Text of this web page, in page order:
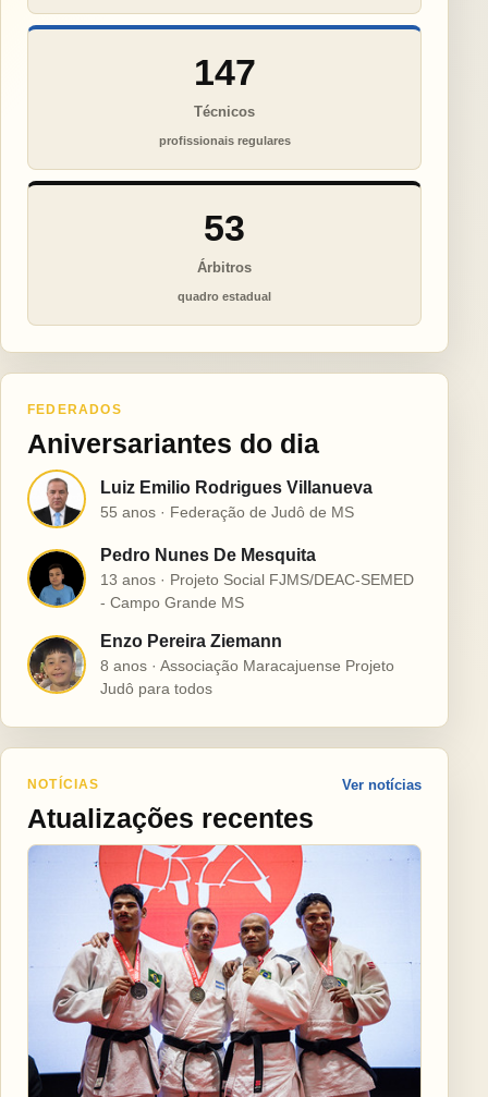
147
Técnicos
profissionais regulares
53
Árbitros
quadro estadual
FEDERADOS
Aniversariantes do dia
L Luiz Emilio Rodrigues Villanueva
55 anos · Federação de Judô de MS
P
Pedro Nunes De Mesquita
13 anos · Projeto Social FJMS/DEAC-SEMED
- Campo Grande MS
E
Enzo Pereira Ziemann
8 anos · Associação Maracajuense Projeto
Judô para todos
NOTÍCIAS
Atualizações recentes
Ver notícias